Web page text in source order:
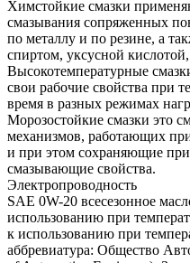
Химстойкие смазки
смазывания сопряженных
по металлу и по резине, а
спиртом, уксусной
Высокотемпературные
свои рабочие свойства при
время в разных режимах
Морозостойкие смазки это
механизмов, работающих
и при этом сохраняющие при
смазывающие свойства.
Электропроводность
SAE 0W-20 всесезонное
использованию при
к использованию при
аббревиатура: Общество